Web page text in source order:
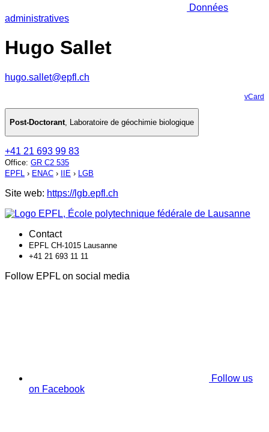
Données
administratives
Hugo Sallet
hugo.sallet@epfl.ch
vCard
Post-Doctorant, Laboratoire de géochimie biologique
+41 21 693 99 83
Office: GR C2 535
EPFL › ENAC › IIE › LGB
Site web: https://lgb.epfl.ch
Contact
EPFL CH-1015 Lausanne
+41 21 693 11 11
Follow EPFL on social media
Follow us
on Facebook